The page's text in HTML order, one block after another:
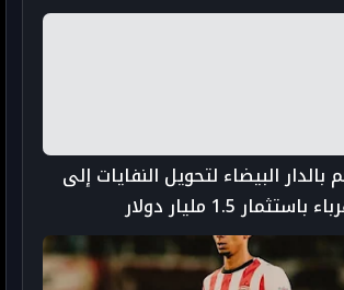
البيضاء لتحويل النفايات إلى
باستثمار 1.5 مليار دولار